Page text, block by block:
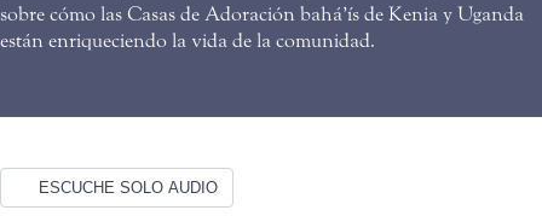
sobre cómo las Casas de Adoración bahá’ís de Kenia y Uganda
están enriqueciendo la vida de la comunidad.
ESCUCHE SOLO AUDIO